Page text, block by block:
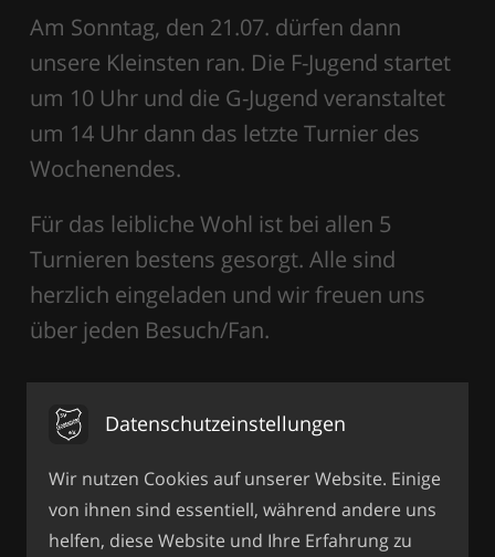
Am Sonntag, den 21.07. dürfen dann
unsere Kleinsten ran. Die F-Jugend startet
um 10 Uhr und die G-Jugend veranstaltet
um 14 Uhr dann das letzte Turnier des
Wochenendes.
Für das leibliche Wohl ist bei allen 5
Turnieren bestens gesorgt. Alle sind
herzlich eingeladen und wir freuen uns
über jeden Besuch/Fan.
Datenschutzeinstellungen
Wir nutzen Cookies auf unserer Website. Einige
von ihnen sind essentiell, während andere uns
helfen, diese Website und Ihre Erfahrung zu